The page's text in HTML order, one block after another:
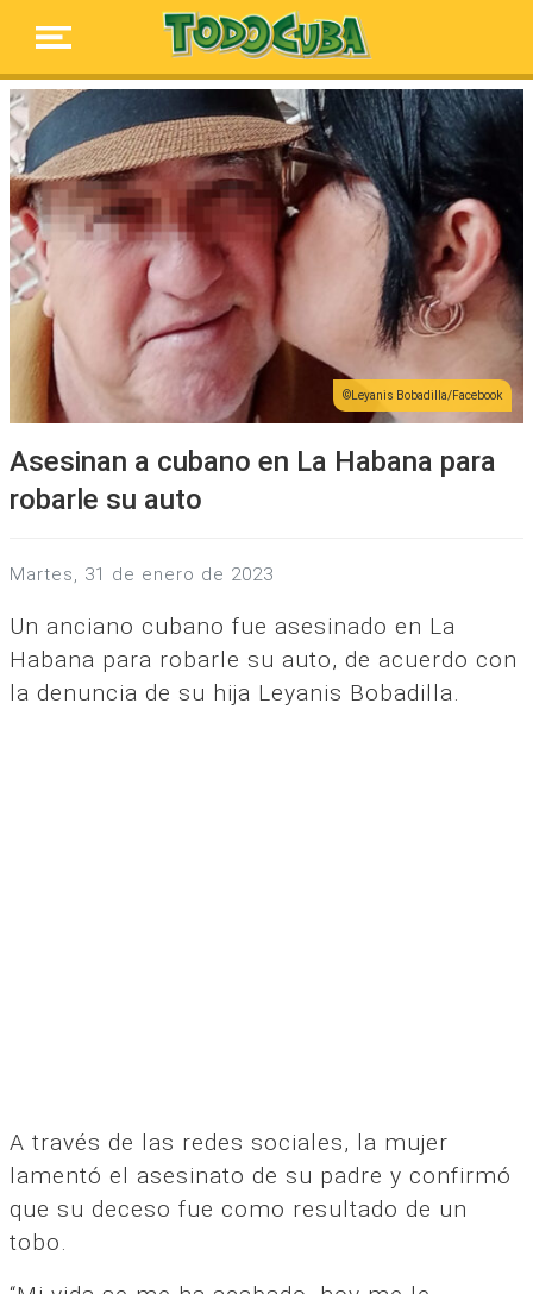
Leyanis Bobadilla/Facebook
Asesinan a cubano en La Habana para
robarle su auto
martes, 31 de enero de 2023
Un anciano cubano fue asesinado en La
Habana para robarle su auto, de acuerdo con
la denuncia de su hija Leyanis Bobadilla.
A través de las redes sociales, la mujer
lamentó el asesinato de su padre y confirmó
que su deceso fue como resultado de un
tobo.